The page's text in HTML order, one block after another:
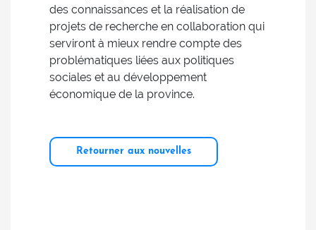
des connaissances et la réalisation de
projets de recherche en collaboration qui
serviront à mieux rendre compte des
problématiques liées aux politiques
sociales et au développement
économique de la province.
Retourner aux nouvelles